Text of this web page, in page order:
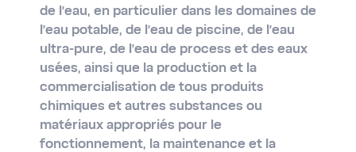
de l'eau, en particulier dans les domaines de
l'eau potable, de l'eau de piscine, de l'eau
ultra-​pure, de l'eau de process et des eaux
usées, ainsi que la production et la
commercialisation de tous produits
chimiques et autres substances ou
matériaux appropriés pour le
fonctionnement, la maintenance et la